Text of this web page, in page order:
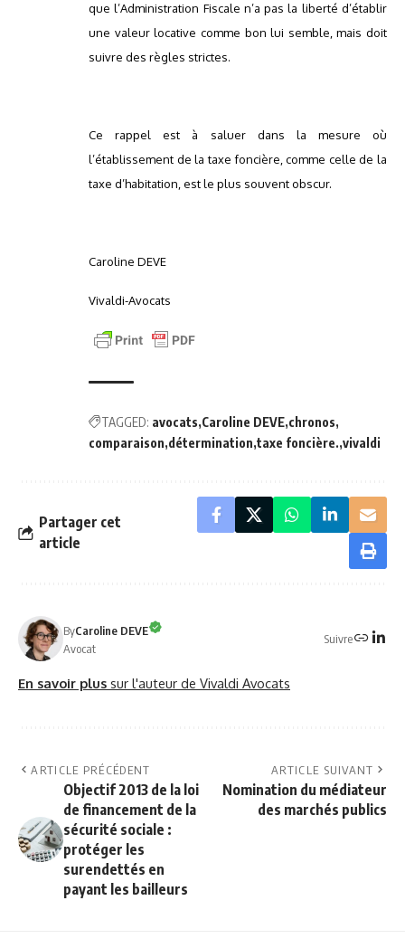
que l’Administration Fiscale n’a pas la liberté d’établir
une valeur locative comme bon lui semble, mais doit
suivre des règles strictes.
Ce rappel est à saluer dans la mesure où
l’établissement de la taxe foncière, comme celle de la
taxe d’habitation, est le plus souvent obscur.
Caroline DEVE
Vivaldi-Avocats
TAGGED: avocats Caroline DEVE chronos
comparaison détermination taxe foncière. vivaldi
Partager cet
article
ByCaroline DEVE
Avocat
Suivre
En savoir plus sur l'auteur de Vivaldi Avocats
ARTICLE PRÉCÉDENT
Objectif 2013 de la loi
de financement de la
sécurité sociale :
protéger les
surendettés en
payant les bailleurs
ARTICLE SUIVANT
Nomination du médiateur
des marchés publics